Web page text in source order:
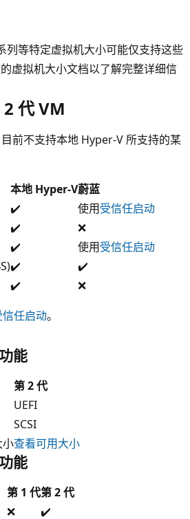
等特定虚拟机大小可能仅支持这些
虚拟机大小文档以了解完整详细信
代 VM
前不支持本地 Hyper-V 所支持的某
本地 Hyper-V蔚蓝
✔️ 使用受信任启动
✔️
❌
✔️ 使用受信任启动
✔️
✔️
✔️
❌
信任启动。
能
第 2 代
UEFI
SCSI
小查看可用大小
能
第 1 代第 2 代
❌
✔️